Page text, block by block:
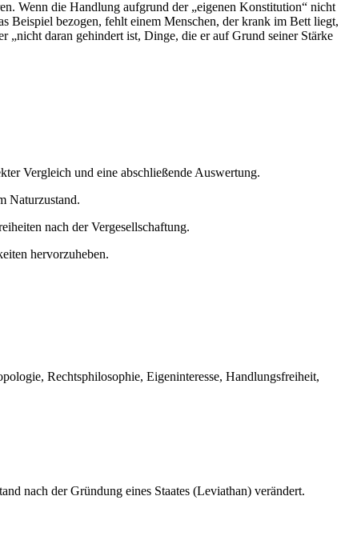
Wenn die Handlung aufgrund der „eigenen Konstitution“ nicht
Beispiel bezogen, fehlt einem Menschen, der krank im Bett liegt,
„nicht daran gehindert ist, Dinge, die er auf Grund seiner Stärke
Vergleich und eine abschließende Auswertung.
Naturzustand.
nach der Vergesellschaftung.
hervorzuheben.
Rechtsphilosophie, Eigeninteresse, Handlungsfreiheit,
nach der Gründung eines Staates (Leviathan) verändert.